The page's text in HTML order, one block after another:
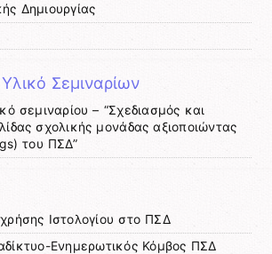
Δημιουργίας
Σεμιναρίων
σεμιναρίου – “Σχεδιασμός και
σχολικής μονάδας αξιοποιώντας
του ΠΣΔ”
Ιστολογίου στο ΠΣΔ
Ενημερωτικός Κόμβος ΠΣΔ